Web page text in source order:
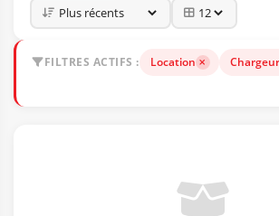
FILTRES ACTIFS : Location